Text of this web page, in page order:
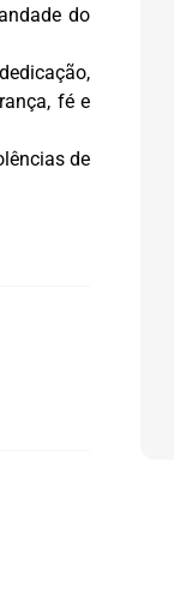
do
fé e
de